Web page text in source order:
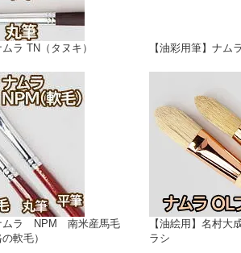
ムラ TN（タヌキ） 【油彩用筆】ナム
ムラ NPM 南米産馬毛
軟毛）
【油絵用】名村
ラシ